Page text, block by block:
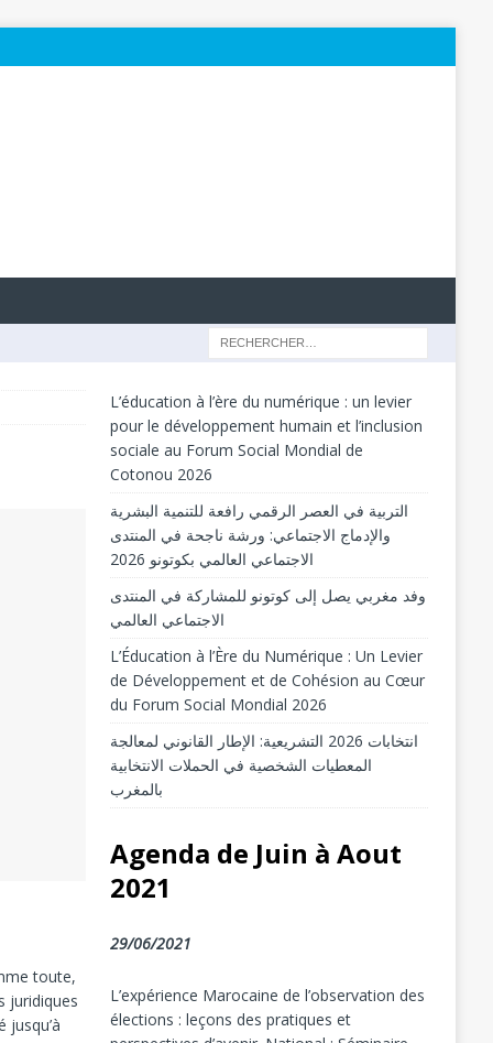
toute,
juridiques
L’éducation à l’ère du numérique : un levier
pour le développement humain et l’inclusion
sociale au Forum Social Mondial de
Cotonou 2026
التربية في العصر الرقمي رافعة للتنمية البشرية
والإدماج الاجتماعي: ورشة ناجحة في المنتدى
الاجتماعي العالمي بكوتونو 2026
وفد مغربي يصل إلى كوتونو للمشاركة في المنتدى
الاجتماعي العالمي
L’Éducation à l’Ère du Numérique : Un Levier
de Développement et de Cohésion au Cœur
du Forum Social Mondial 2026
انتخابات 2026 التشريعية: الإطار القانوني لمعالجة
المعطيات الشخصية في الحملات الانتخابية
بالمغرب
Agenda de Juin à Aout
2021
29/06/2021
L’expérience Marocaine de l’observation des
élections : leçons des pratiques et